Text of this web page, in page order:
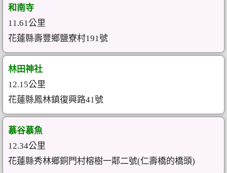
和南寺
11.61公里
花蓮縣壽豐鄉鹽寮村191號
林田神社
12.15公里
花蓮縣鳳林鎮復興路41號
慕谷慕魚
12.34公里
花蓮縣秀林鄉銅門村榕樹一鄰二號(仁壽橋的橋頭)